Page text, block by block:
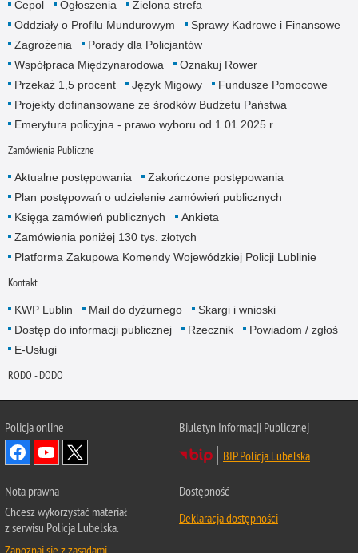
Cepol
Ogłoszenia
Zielona strefa
Oddziały o Profilu Mundurowym
Sprawy Kadrowe i Finansowe
Zagrożenia
Porady dla Policjantów
Współpraca Międzynarodowa
Oznakuj Rower
Przekaż 1,5 procent
Język Migowy
Fundusze Pomocowe
Projekty dofinansowane ze środków Budżetu Państwa
Emerytura policyjna - prawo wyboru od 1.01.2025 r.
Zamówienia Publiczne
Aktualne postępowania
Zakończone postępowania
Plan postępowań o udzielenie zamówień publicznych
Księga zamówień publicznych
Ankieta
Zamówienia poniżej 130 tys. złotych
Platforma Zakupowa Komendy Wojewódzkiej Policji Lublinie
Kontakt
KWP Lublin Mail do dyżurnego
Skargi i wnioski
Dostęp do informacji publicznej
Rzecznik
Powiadom / zgłoś
E-Usługi
RODO - DODO
Policja online
Biuletyn Informacji Publicznej
BIP Policja Lubelska
Nota prawna
Chcesz wykorzystać materiał
z serwisu Policja Lubelska.
Dostępność
Deklaracja dostępności